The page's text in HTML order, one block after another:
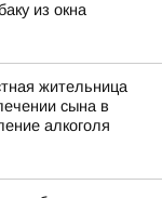
из окна
жительница
сына в
алкоголя